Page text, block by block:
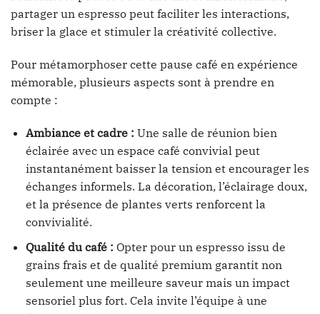
partager un espresso peut faciliter les interactions,
briser la glace et stimuler la créativité collective.
Pour métamorphoser cette pause café en expérience
mémorable, plusieurs aspects sont à prendre en
compte :
Ambiance et cadre : Une salle de réunion bien
éclairée avec un espace café convivial peut
instantanément baisser la tension et encourager les
échanges informels. La décoration, l’éclairage doux,
et la présence de plantes verts renforcent la
convivialité.
Qualité du café : Opter pour un espresso issu de
grains frais et de qualité premium garantit non
seulement une meilleure saveur mais un impact
sensoriel plus fort. Cela invite l’équipe à une